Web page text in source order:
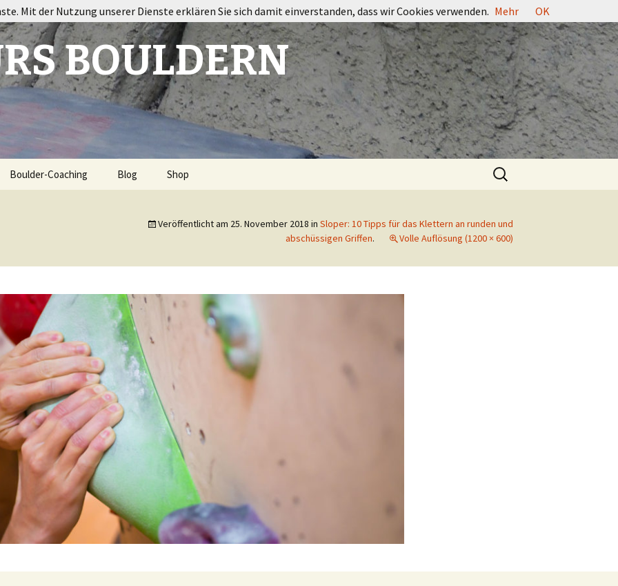
BOULDERN
Boulder-Coaching Blog Shop
Suchen
nach:
Veröffentlicht am 25. November 2018 in Sloper: 10 Tipps für das Klettern an runden und
abschüssigen Griffen. Volle Auflösung (1200 × 600)
Mit der Nutzung unserer Dienste erklären Sie sich damit einverstanden, dass wir Cookies verwenden. Mehr OK